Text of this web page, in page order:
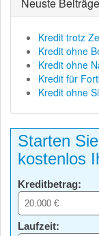
Neuste Beiträge
Kredit trotz
Kredit ohne
Kredit ohne
Kredit für
Kredit ohne
Starten
kostenlos
Kreditbetrag:
Laufzeit: